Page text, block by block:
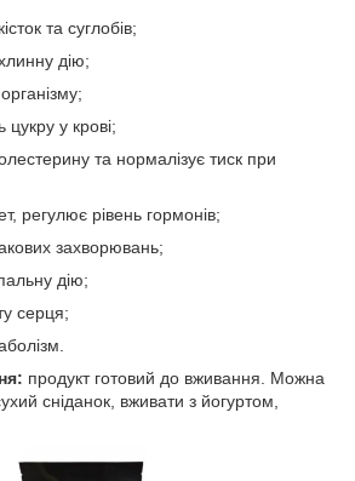
та суглобів;
дію;
цукру у крові;
та нормалізує тиск при
регулює рівень гормонів;
захворювань;
дію;
серця;
продукт готовий до вживання. Можна
сніданок, вживати з йогуртом,